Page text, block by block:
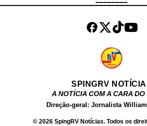
onde vende
por ela para o
dos filmes, ela ve...
SPINGRV
A NOTÍCIA COM A CARA DO
Direção-geral: Jornalista
© 2026 SpingRV Notícias. Todos os